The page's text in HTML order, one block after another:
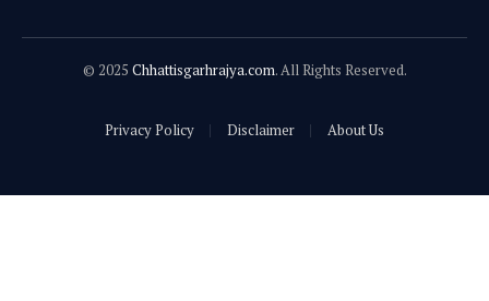
© 2025 Chhattisgarhrajya.com. All Rights Reserved.
Privacy Policy Disclaimer About Us